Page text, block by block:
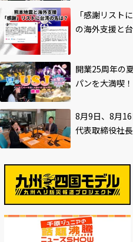
「感謝リスト
の海外支援と
開業25周年の
パンを大満喫！
8月9日、8月
代表取締役社